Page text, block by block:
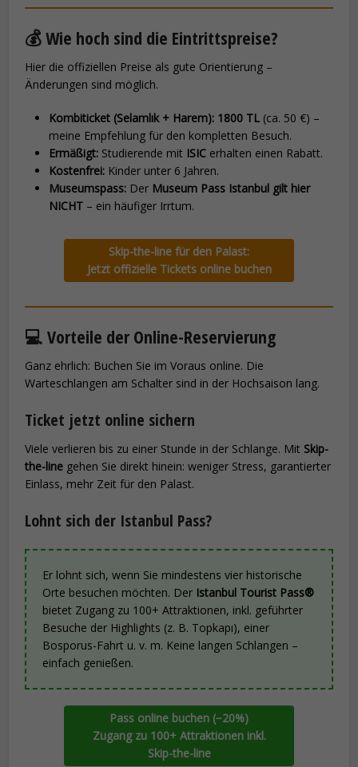
💰 Wie hoch sind die Eintrittspreise?
Hier die offiziellen Preise als gute Orientierung –
Änderungen sind möglich.
Kombiticket (Selamlık + Harem): 1800 TL (ca. 50 €) –
meine Empfehlung für den kompletten Besuch.
Ermäßigt: Studierende mit ISIC erhalten einen Rabatt.
Kostenfrei: Kinder unter 6 Jahren.
Museumspass: Der Museum Pass Istanbul gilt hier
NICHT – ein häufiger Irrtum.
Skip-the-line für den Palast:
Jetzt offizielle Tickets online buchen
💻 Vorteile der Online-Reservierung
Ganz ehrlich: Buchen Sie im Voraus online. Die
Warteschlangen am Schalter sind in der Hochsaison lang.
Ticket jetzt online sichern
Viele verlieren bis zu einer Stunde in der Schlange. Mit Skip-
the-line gehen Sie direkt hinein: weniger Stress, garantierter
Einlass, mehr Zeit für den Palast.
Lohnt sich der Istanbul Pass?
Er lohnt sich, wenn Sie mindestens vier historische
Orte besuchen möchten. Der Istanbul Tourist Pass®
bietet Zugang zu 100+ Attraktionen, inkl. geführter
Besuche der Highlights (z. B. Topkapı), einer
Bosporus-Fahrt u. v. m. Keine langen Schlangen –
einfach genießen.
Pass online buchen (−20%)
Zugang zu 100+ Attraktionen inkl.
Skip-the-line